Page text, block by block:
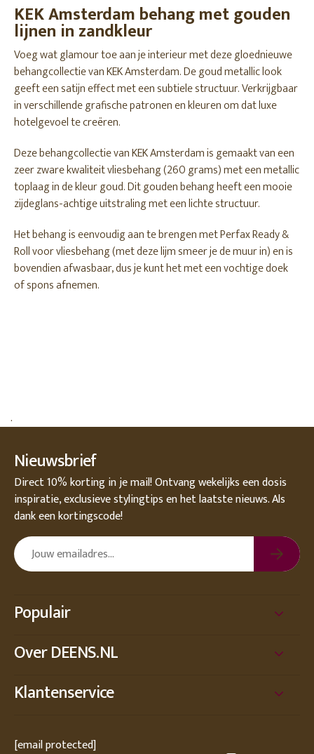
KEK Amsterdam behang met gouden
lijnen in zandkleur
Voeg wat glamour toe aan je interieur met deze gloednieuwe
behangcollectie van KEK Amsterdam. De goud metallic look
geeft een satijn effect met een subtiele structuur. Verkrijgbaar
in verschillende grafische patronen en kleuren om dat luxe
hotelgevoel te creëren.
Deze behangcollectie van KEK Amsterdam is gemaakt van een
zeer zware kwaliteit vliesbehang (260 grams) met een metallic
toplaag in de kleur goud. Dit gouden behang heeft een mooie
zijdeglans-achtige uitstraling met een lichte structuur.
Het behang is eenvoudig aan te brengen met Perfax Ready &
Roll voor vliesbehang (met deze lijm smeer je de muur in) en is
bovendien afwasbaar, dus je kunt het met een vochtige doek
of spons afnemen.
.
Nieuwsbrief
Direct 10% korting in je mail! Ontvang wekelijks een dosis
inspiratie, exclusieve stylingtips en het laatste nieuws. Als
dank een kortingscode!
Populair
Over DEENS.NL
Klantenservice
[email protected]